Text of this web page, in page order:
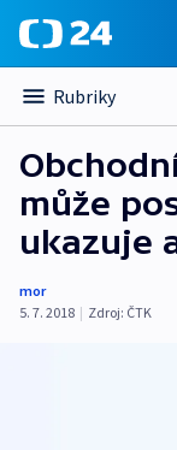
Rubriky
může
ukazuje
mor
5. 7. 2018 | Zdroj: ČTK